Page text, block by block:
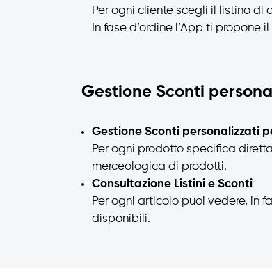
Per ogni cliente scegli il listino di
In fase d’ordine l’App ti
Gestione Sconti
Gestione Sconti personalizzati
Per ogni prodotto specifica
merceologica di prodotti.
Consultazione Listini e Sconti
Per ogni articolo puoi vedere, in
disponibili.